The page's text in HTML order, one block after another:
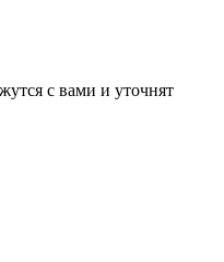
с вами и уточнят